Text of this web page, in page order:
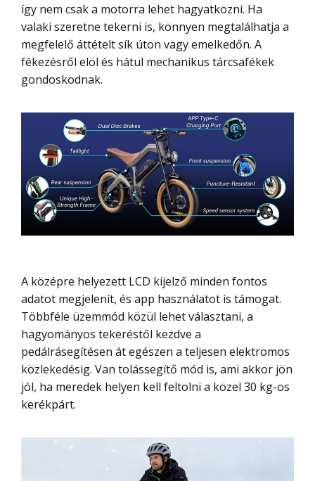
így nem csak a motorra lehet hagyatkozni. Ha
valaki szeretne tekerni is, könnyen megtalálhatja a
megfelelő áttételt sík úton vagy emelkedőn. A
fékezésről elöl és hátul mechanikus tárcsafékek
gondoskodnak.
A középre helyezett LCD kijelző minden fontos
adatot megjelenít, és app használatot is támogat.
Többféle üzemmód közül lehet választani, a
hagyományos tekeréstől kezdve a
pedálrásegítésen át egészen a teljesen elektromos
közlekedésig. Van tolássegítő mód is, ami akkor jön
jól, ha meredek helyen kell feltolni a közel 30 kg-os
kerékpárt.